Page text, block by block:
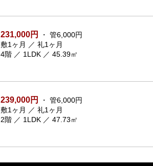
231,000円
・ 管6,000円
敷1ヶ月 ／ 礼1ヶ月
4階 ／ 1LDK ／ 45.39㎡
239,000円
・ 管6,000円
敷1ヶ月 ／ 礼1ヶ月
2階 ／ 1LDK ／ 47.73㎡